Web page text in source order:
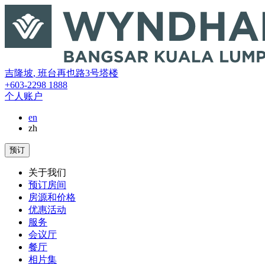
吉隆坡, 班台再也路3号塔楼
+603-2298 1888
个人账户
en
zh
预订
关于我们
预订房间
房源和价格
优惠活动
服务
会议厅
餐厅
相片集